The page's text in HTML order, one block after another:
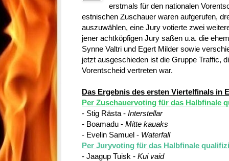
erstmals für den nationalen
estnischen Zuschauer waren aufgerufen,
auszuwählen, eine Jury votierte zwei
jener achtköpfigen Jury saßen u.a. die
Synne Valtri und Egert Milder sowie
jetzt ausgeschieden ist die Gruppe Traffic,
Vorentscheid vertreten war.
Das Ergebnis des ersten Viertelfinals in
Per Zuschauervoting für das Halbfinale
- Stig Rästa - Interstellar
- Boamadu - Mitte kauaks
- Evelin Samuel - Waterfall
Per Juryvoting für das Halbfinale
- Jaagup Tuisk - Kui vaid